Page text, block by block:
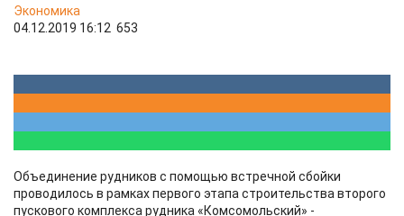
Экономика
04.12.2019 16:12 653
Объединение рудников с помощью встречной сбойки
проводилось в рамках первого этапа строительства второго
пускового комплекса рудника «Комсомольский» -